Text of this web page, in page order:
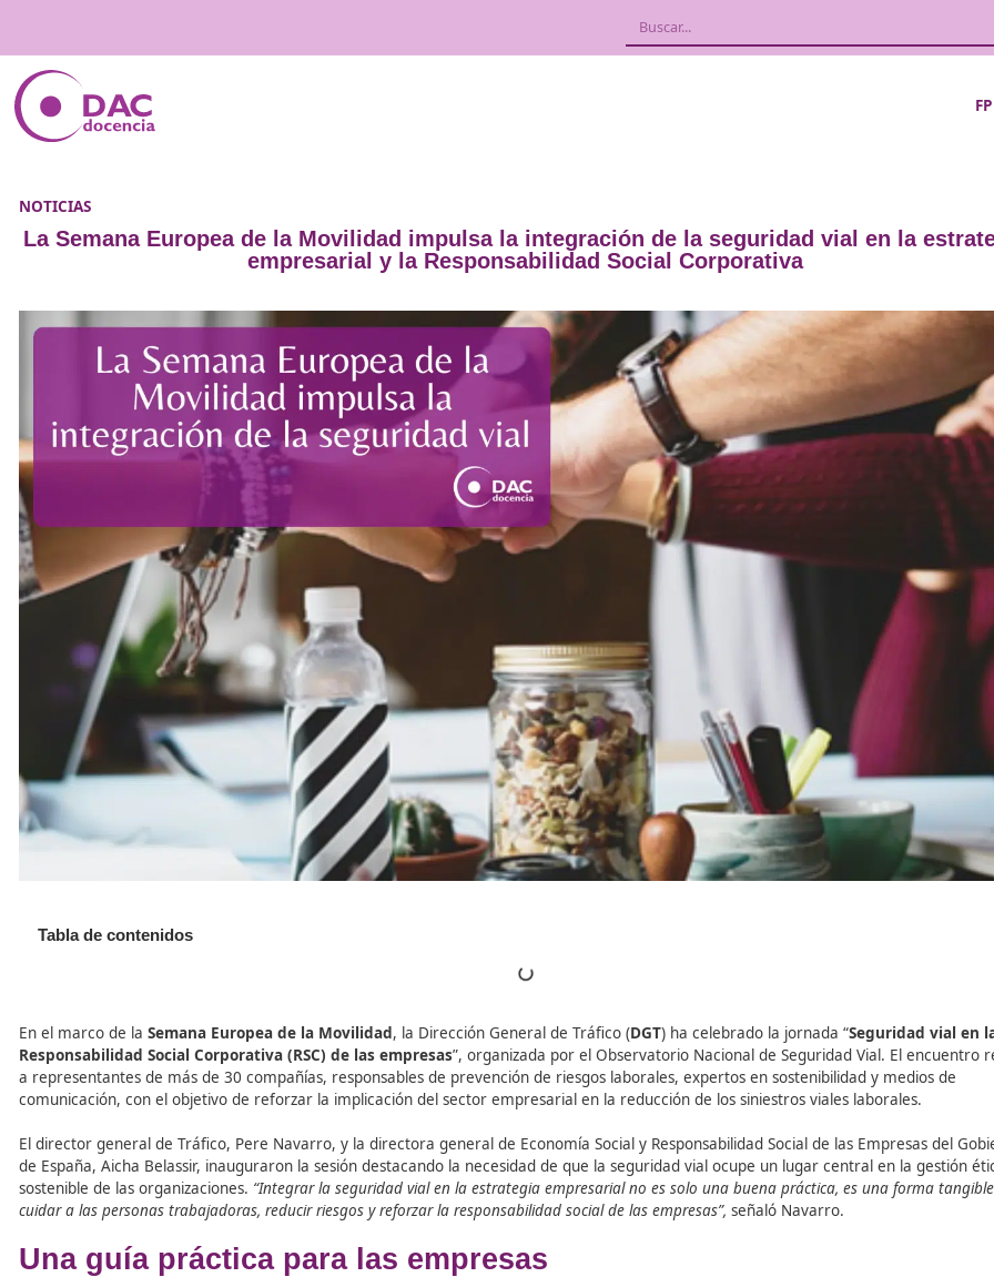
NOTICIAS
La Semana Europea de la Movilidad impulsa la integración de la seguridad
empresarial y la Responsabilidad Social Corporativa
Tabla de contenidos
En el marco de laSemana Europea de la Movilidad, la Dirección General de Tráfico (DGT ) ha celebrado la jornada “
Responsabilidad Social Corporativa (RSC) de las empresas